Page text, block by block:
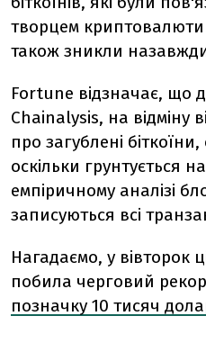
творцем
також зникли
Fortune відзначає, що
Chainalysis, на відміну
про загублені
оскільки грунтується
емпіричному аналізі
записуються всі
Нагадаємо, у вівторок
побила черговий
позначку 10 тисяч